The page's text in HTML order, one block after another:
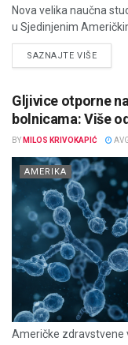
Nova velika naučna
u Sjedinjenim
SAZNAJTE VIŠEDETAILS
Gljivice otporne
bolnicama: Više
BY MILOS KRIVOKAPIĆ
AMERIKA
Američke zdravstvene